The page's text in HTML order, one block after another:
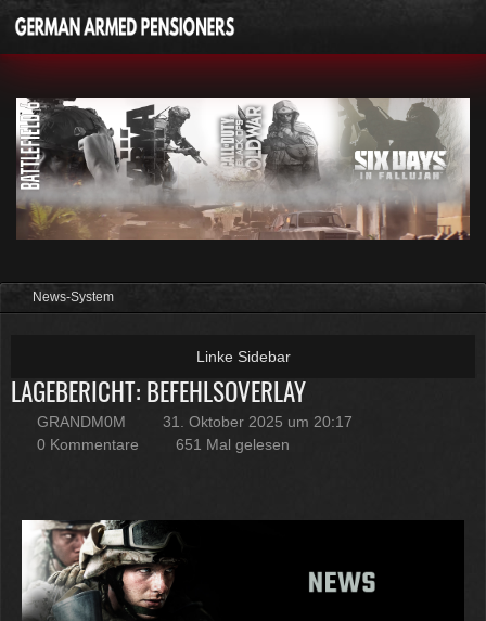
News-System
LAGEBERICHT: BEFEHLSOVERLAY
GRANDM0M
31. Oktober 2025 um 20:17
0 Kommentare
651 Mal gelesen